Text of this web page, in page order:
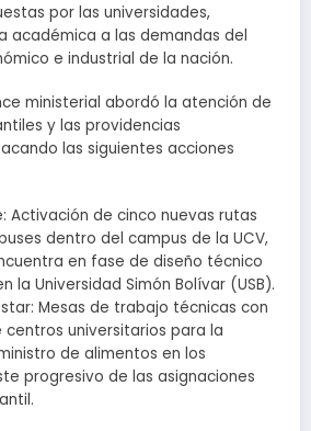
por las universidades,
académica a las demandas del
e industrial de la nación.
ministerial abordó la atención de
y las providencias
las siguientes acciones
Activación de cinco nuevas rutas
dentro del campus de la UCV,
en fase de diseño técnico
la Universidad Simón Bolívar (USB).
Mesas de trabajo técnicas con
universitarios para la
de alimentos en los
progresivo de las asignaciones